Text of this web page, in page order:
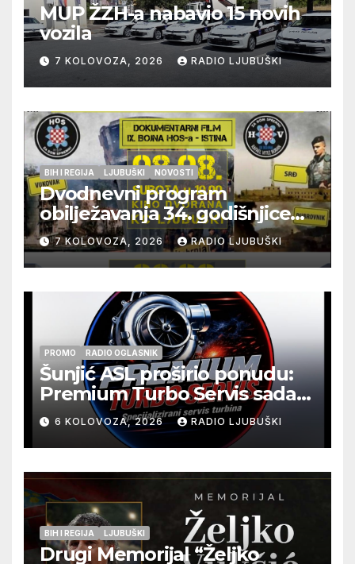
MUP ŽZH-a nabavio 15 novih
vozila
7 KOLOVOZA, 2026 RADIO LJUBUŠKI
BIH I REGIJA LJUBUŠKI NOVOSTI
Dvodnevni program
obilježavanja 34. godišnjice
pogibije generala Blaža
Kraljevića i osmorice
pripadnika HOS-a
7 KOLOVOZA, 2026 RADIO LJUBUŠKI
PROMO RADIO OGLASNIK
Šunjić ASL proširio ponudu:
Premium Turbo Servis sada
na jednoj adresi u Ljubuškom
6 KOLOVOZA, 2026 RADIO LJUBUŠKI
BIH I REGIJA LJUBUŠKI
Drugi Memorijal “Željko